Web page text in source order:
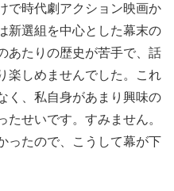
で時代劇アクション映画か
新選組を中心とした幕末の
あたりの歴史が苦手で、話
楽しめませんでした。これ
く、私自身があまり興味の
せいです。すみません。
ったので、こうして幕が下